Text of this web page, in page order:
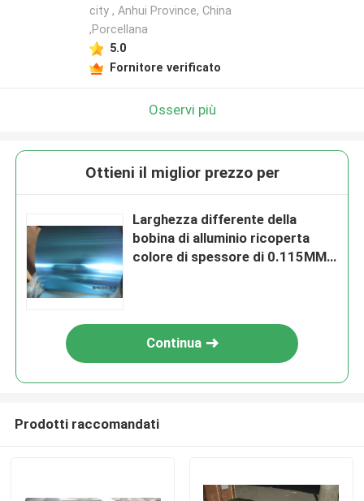
city , Anhui Province, China
,Porcellana
5.0
Fornitore verificato
Osservi più
Ottieni il miglior prezzo per
Larghezza differente della
bobina di alluminio ricoperta
colore di spessore di 0.115MM
Continua
Prodotti raccomandati